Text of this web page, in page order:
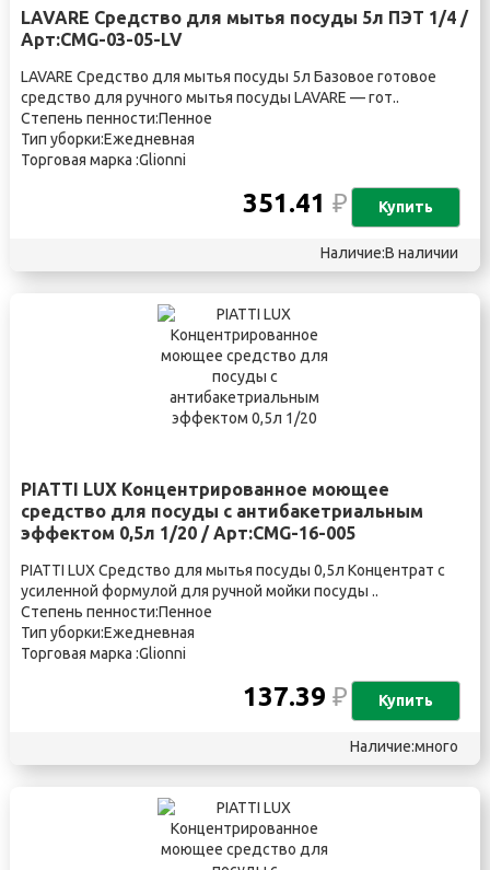
LAVARE Средство для мытья посуды 5л ПЭТ 1/4 /
Арт:CMG-03-05-LV
LAVARE Средство для мытья посуды 5л Базовое готовое
средство для ручного мытья посуды LAVARE — гот..
Степень пенности:Пенное
Тип уборки:Ежедневная
Торговая марка :Glionni
351.41₽ Купить
Наличие:В наличии
PIATTI LUX Концентрированное моющее
средство для посуды с антибакетриальным
эффектом 0,5л 1/20 / Арт:CMG-16-005
PIATTI LUX Средство для мытья посуды 0,5л Концентрат с
усиленной формулой для ручной мойки посуды ..
Степень пенности:Пенное
Тип уборки:Ежедневная
Торговая марка :Glionni
137.39₽ Купить
Наличие:много